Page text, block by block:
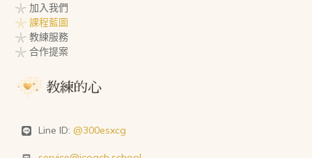
𓇼 加入我們
𓇼 課程藍圖
𓇼 教練服務
𓇼 合作提案
Line ID: @300esxcg